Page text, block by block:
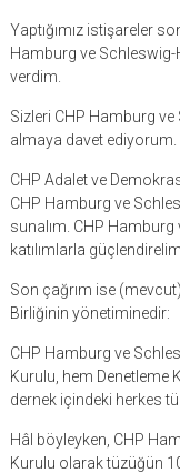
Yaptığımız istişareler
Hamburg ve Schleswig-
verdim.
Sizleri CHP Hamburg
almaya davet ediyorum.
CHP Adalet ve
CHP Hamburg ve
sunalım. CHP
katılımlarla güçlendirelim.
Son çağrım ise
Birliğinin yönetiminedir:
CHP Hamburg ve
Kurulu, hem Denetleme
dernek içindeki herkes
Hâl böyleyken, CHP
Kurulu olarak tüzüğün